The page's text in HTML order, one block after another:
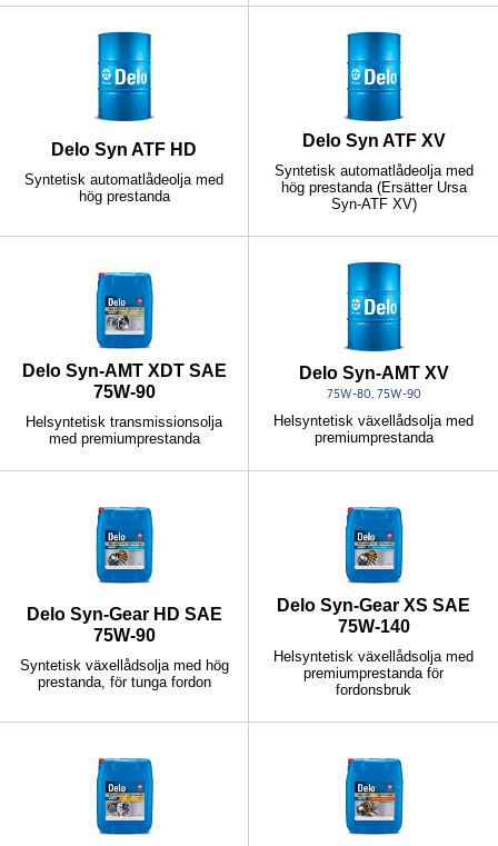
Delo Syn ATF HD
Syntetisk automatlådeolja med
hög prestanda
Delo Syn ATF XV
Syntetisk automatlådeolja med
hög prestanda (Ersätter Ursa
Syn-ATF XV)
Delo Syn-AMT XDT SAE
75W-90
Helsyntetisk transmissionsolja
med premiumprestanda
Delo Syn-AMT XV
75W-80, 75W-90
Helsyntetisk växellådsolja med
premiumprestanda
Delo Syn-Gear HD SAE
75W-90
Syntetisk växellådsolja med hög
prestanda, för tunga fordon
Delo Syn-Gear XS SAE
75W-140
Helsyntetisk växellådsolja med
premiumprestanda för
fordonsbruk